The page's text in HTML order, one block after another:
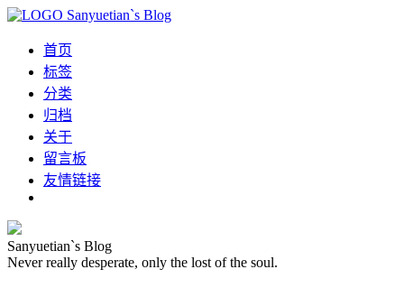
Sanyuetian`s Blog
首页
标签
分类
归档
关于
留言板
友情链接
Sanyuetian`s Blog
Never really desperate, only the lost of the soul.